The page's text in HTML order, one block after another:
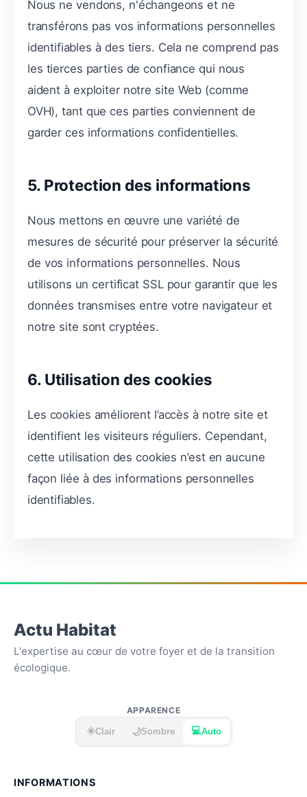
Nous ne vendons, n'échangeons et ne
transférons pas vos informations personnelles
identifiables à des tiers. Cela ne comprend pas
les tierces parties de confiance qui nous
aident à exploiter notre site Web (comme
OVH), tant que ces parties conviennent de
garder ces informations confidentielles.
5. Protection des informations
Nous mettons en œuvre une variété de
mesures de sécurité pour préserver la sécurité
de vos informations personnelles. Nous
utilisons un certificat SSL pour garantir que les
données transmises entre votre navigateur et
notre site sont cryptées.
6. Utilisation des cookies
Les cookies améliorent l’accès à notre site et
identifient les visiteurs réguliers. Cependant,
cette utilisation des cookies n’est en aucune
façon liée à des informations personnelles
identifiables.
Actu Habitat
L'expertise au cœur de votre foyer et de la transition
écologique.
APPARENCE
☀️Clair 🌙Sombre 💻Auto
INFORMATIONS